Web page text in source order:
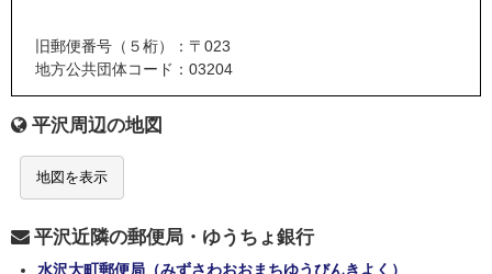
旧郵便番号（５桁）：〒023
地方公共団体コード：03204
平沢周辺の地図
地図を表示
平沢近隣の郵便局・ゆうちょ銀行
水沢大町郵便局（みずさわおおまちゆうびんきよく）